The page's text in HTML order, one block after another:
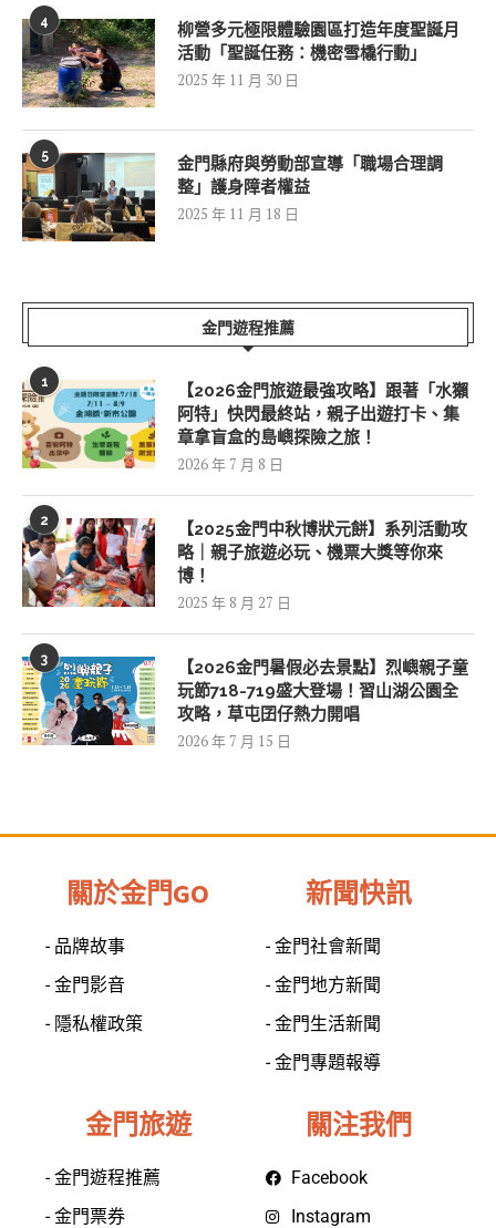
4
柳營多元極限體驗園區打造年度聖誕月
活動「聖誕任務：機密雪橇行動」
2025 年 11 月 30 日
5
金門縣府與勞動部宣導「職場合理調
整」護身障者權益
2025 年 11 月 18 日
金門遊程推薦
1
【2026金門旅遊最強攻略】跟著「水獺
阿特」快閃最終站，親子出遊打卡、集
章拿盲盒的島嶼探險之旅！
2026 年 7 月 8 日
2
【2025金門中秋博狀元餅】系列活動攻
略｜親子旅遊必玩、機票大獎等你來
博！
2025 年 8 月 27 日
3
【2026金門暑假必去景點】烈嶼親子童
玩節718-719盛大登場！習山湖公園全
攻略，草屯囝仔熱力開唱
2026 年 7 月 15 日
關於金門GO
- 品牌故事
- 金門影音
- 隱私權政策
新聞快訊
- 金門社會新聞
- 金門地方新聞
- 金門生活新聞
- 金門專題報導
金門旅遊
- 金門遊程推薦
- 金門票券
關注我們
Facebook
Instagram